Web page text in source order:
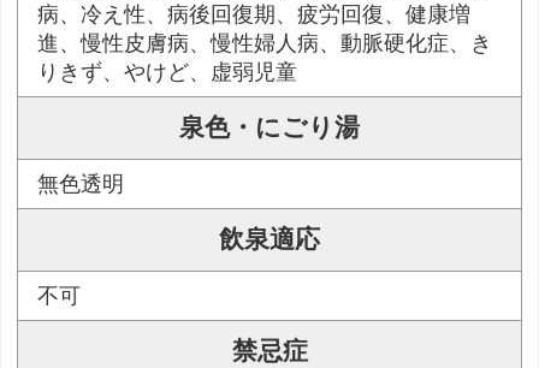
病、冷え性、病後回復期、疲労回復、健康増
進、慢性皮膚病、慢性婦人病、動脈硬化症、き
りきず、やけど、虚弱児童
泉色・にごり湯
無色透明
飲泉適応
不可
禁忌症